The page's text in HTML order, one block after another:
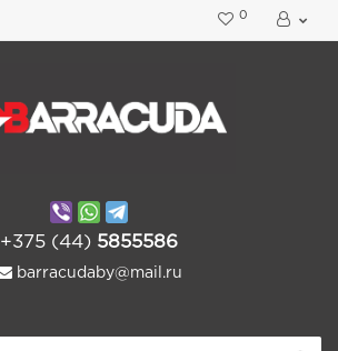
0
+375 (44) 5855586
barracudaby@mail.ru